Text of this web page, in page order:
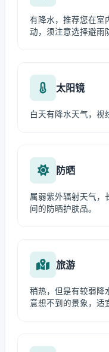
有降水，推荐您在室
动，须注意选择避雨
太阳镜
白天有降水天气，视
防晒
属弱紫外辐射天气，
间的防晒护肤品。
旅游
稍热，但是有较弱降
意想不到的景象，适